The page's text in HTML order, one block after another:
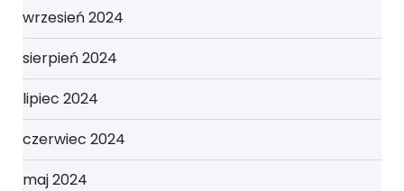
wrzesień 2024
sierpień 2024
lipiec 2024
czerwiec 2024
maj 2024